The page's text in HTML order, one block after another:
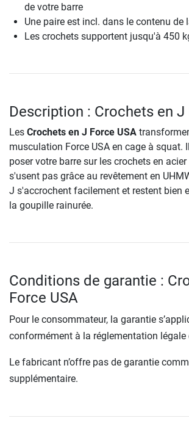
de votre barre
Une paire est incl. dans le contenu de
Les crochets supportent jusqu'à 450
Description : Crochets en J
Les Crochets en J Force USA
musculation Force USA en cage à squat.
poser votre barre sur les crochets en
s'usent pas grâce au revêtement en
J s'accrochent facilement et restent bien
la goupille rainurée.
Conditions de garantie :
Force USA
Pour le consommateur, la garantie
conformément à la réglementation légale
Le fabricant n’offre pas de garantie
supplémentaire.